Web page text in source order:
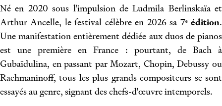
Né en 2020 sous l'impulsion de Ludmila Berlinskaïa et
Arthur Ancelle, le festival célèbre en 2026 sa 7ᵉ édition.
Une manifestation entièrement dédiée aux duos de pianos
est une première en France : pourtant, de Bach à
Gubaïdulina, en passant par Mozart, Chopin, Debussy ou
Rachmaninoff, tous les plus grands compositeurs se sont
essayés au genre, signant des chefs-d'œuvre intemporels.